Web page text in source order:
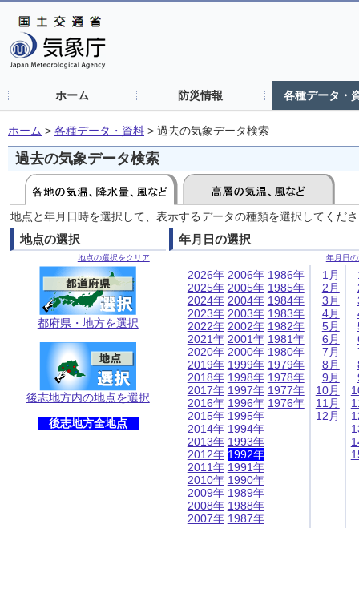
ホーム 防災情報 各種データ・
ホーム > 各種データ・資料 > 過去の気象データ検索
過去の気象データ検索
地点と年月日時を選択して、表示するデータの種類を選択してくだ
地点の選択
地点の選択をクリア
都府県・地方を選択
後志地方内の地点を選択
後志地方全地点
年月日の選択
年月日
2026年
2025年
2024年
2023年
2022年
2021年
2020年
2019年
2018年
2017年
2016年
2015年
2014年
2013年
2012年
2011年
2010年
2009年
2008年
2007年
2006年
2005年
2004年
2003年
2002年
2001年
2000年
1999年
1998年
1997年
1996年
1995年
1994年
1993年
1992年
1991年
1990年
1989年
1988年
1987年
1986年
1985年
1984年
1983年
1982年
1981年
1980年
1979年
1978年
1977年
1976年
1月
2月
3月
4月
5月
6月
7月
8月
9月
10月
11月
12月